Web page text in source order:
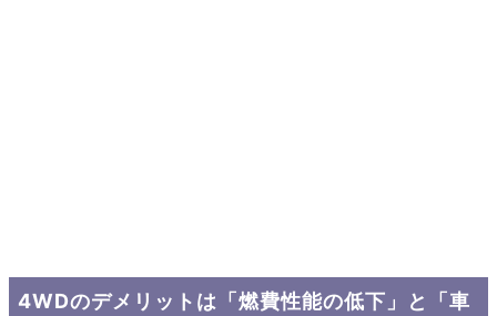
4WDのデメリットは「燃費性能の低下」と「車